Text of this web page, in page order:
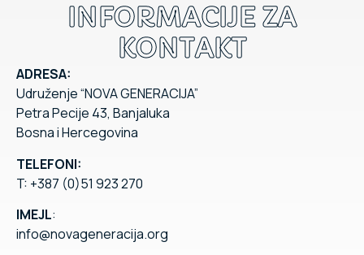
INFORMACIJE ZA
KONTAKT
ADRESA:
Udruženje “NOVA GENERACIJA”
Petra Pecije 43, Banjaluka
Bosna i Hercegovina
TELEFONI:
T: +387 (0)51 923 270
IMEJL:
info@novageneracija.org